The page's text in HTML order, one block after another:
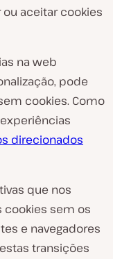
ou aceitar cookies
na web
pode
cookies. Como
direcionados
que nos
sem os
e navegadores
transições